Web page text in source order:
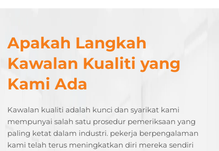
Apakah Langkah
Kawalan Kualiti yang
Kami Ada
Kawalan kualiti adalah kunci dan syarikat kami
mempunyai salah satu prosedur pemeriksaan yang
paling ketat dalam industri. pekerja berpengalaman
kami telah terus meningkatkan diri mereka sendiri